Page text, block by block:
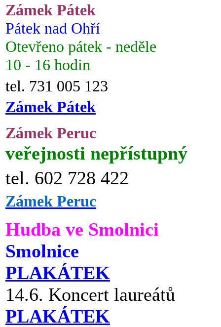
Zámek Pátek
Pátek nad Ohří
Otevřeno pátek - neděle
10 - 16 hodin
tel. 731 005 123
Zámek Pátek
Zámek Peruc
veřejnosti nepřístupný
tel. 602 728 422
Zámek Peruc
Hudba ve Smolnici
Smolnice
PLAKÁTEK
14.6. Koncert laureátů
PLAKÁTEK